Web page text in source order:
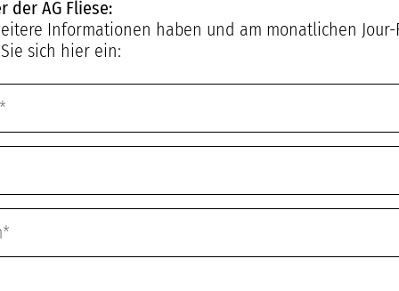
der AG Fliese:
Informationen haben und am monatlichen
sich hier ein: